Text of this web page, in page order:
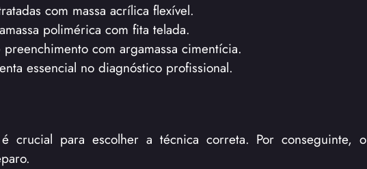
com massa acrílica flexível.
polimérica com fita telada.
com argamassa cimentícia.
essencial no diagnóstico profissional.
crucial para escolher a técnica correta. Por conseguinte, o